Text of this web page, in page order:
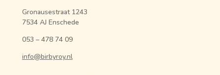
Gronausestraat 1243
7534 AJ Enschede
053 – 478 74 09
info@birbyroy.nl